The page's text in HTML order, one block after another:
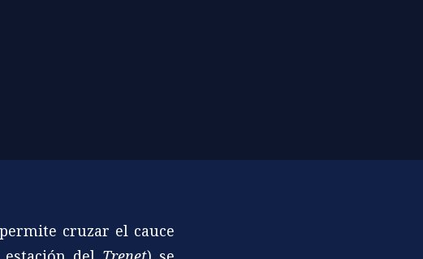
cruzar el cauce